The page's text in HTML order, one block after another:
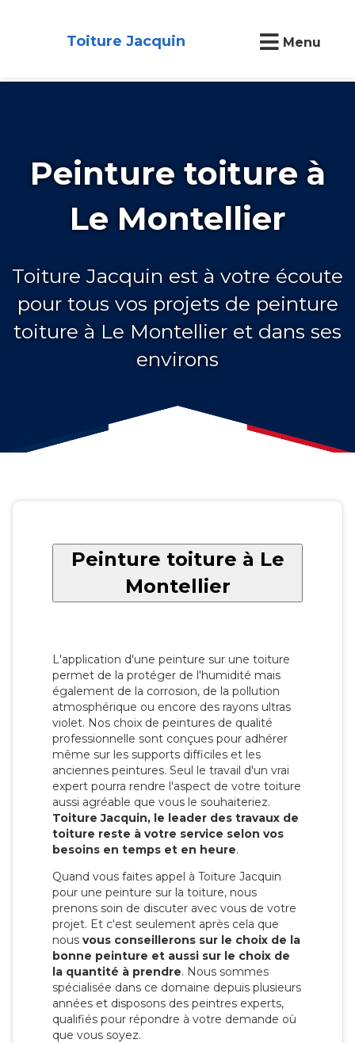
Toiture Jacquin Menu
Peinture toiture à
Le Montellier
Toiture Jacquin est à votre écoute
pour tous vos projets de peinture
toiture à Le Montellier et dans ses
environs
Peinture toiture à Le
Montellier
L'application d'une peinture sur une toiture
permet de la protéger de l'humidité mais
également de la corrosion, de la pollution
atmosphérique ou encore des rayons ultras
violet. Nos choix de peintures de qualité
professionnelle sont conçues pour adhérer
même sur les supports difficiles et les
anciennes peintures. Seul le travail d'un vrai
expert pourra rendre l'aspect de votre toiture
aussi agréable que vous le souhaiteriez.
Toiture Jacquin, le leader des travaux de
toiture reste à votre service selon vos
besoins en temps et en heure.
Quand vous faites appel à Toiture Jacquin
pour une peinture sur la toiture, nous
prenons soin de discuter avec vous de votre
projet. Et c'est seulement après cela que
nous vous conseillerons sur le choix de la
bonne peinture et aussi sur le choix de
la quantité à prendre. Nous sommes
spécialisée dans ce domaine depuis plusieurs
années et disposons des peintres experts,
qualifiés pour répondre à votre demande où
que vous soyez.